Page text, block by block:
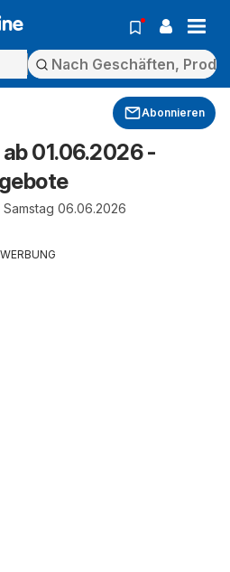
Abonnieren
01.06.2026 -
06.06.2026
WERBUNG